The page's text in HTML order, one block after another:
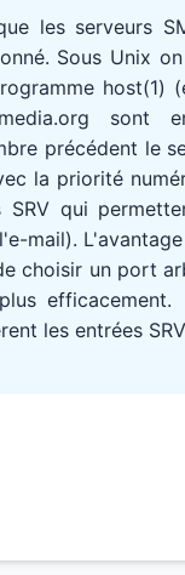
les serveurs
Sous Unix
host(1)
sont
précédent le
la priorité
SRV qui
mail).
choisir un port
les entrées